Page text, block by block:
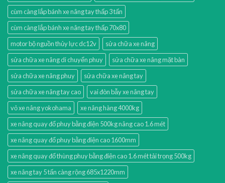
cùm càng lắp bánh xe nâng tay thấp 3 tấn
cùm càng lắp bánh xe nâng tay thấp 70x80
motor bộ nguồn thủy lực dc12v
sửa chữa xe nâng
sửa chữa xe nâng di chuyển phuy
sửa chữa xe nâng mặt bàn
sửa chữa xe nâng phuy
sửa chữa xe nâng tay
sửa chữa xe nâng tay cao
vai đòn bẫy xe nâng tay
vỏ xe nâng yokohama
xe nâng hàng 4000kg
xe nâng quay đổ phuy bằng điện 500kg nâng cao 1.6 mét
xe nâng quay đổ phuy bằng điện cao 1600mm
xe nâng quay đổ thùng phuy bằng điện cao 1.6 mét tải trọng 500kg
xe nâng tay 5 tấn càng rộng 685x1220mm